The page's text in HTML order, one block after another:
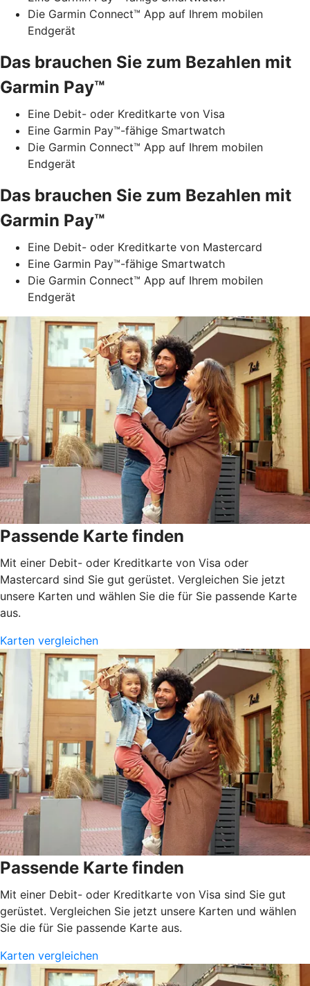
Die Garmin Connect™ App auf Ihrem mobilen
Endgerät
Das brauchen Sie zum Bezahlen mit
Garmin Pay™
Eine Debit- oder Kreditkarte von Visa
Eine Garmin Pay™-fähige Smartwatch
Die Garmin Connect™ App auf Ihrem mobilen
Endgerät
Das brauchen Sie zum Bezahlen mit
Garmin Pay™
Eine Debit- oder Kreditkarte von Mastercard
Eine Garmin Pay™-fähige Smartwatch
Die Garmin Connect™ App auf Ihrem mobilen
Endgerät
Passende Karte finden
Mit einer Debit- oder Kreditkarte von Visa oder
Mastercard sind Sie gut gerüstet. Vergleichen Sie jetzt
unsere Karten und wählen Sie die für Sie passende Karte
aus.
Karten vergleichen
Passende Karte finden
Mit einer Debit- oder Kreditkarte von Visa sind Sie gut
gerüstet. Vergleichen Sie jetzt unsere Karten und wählen
Sie die für Sie passende Karte aus.
Karten vergleichen